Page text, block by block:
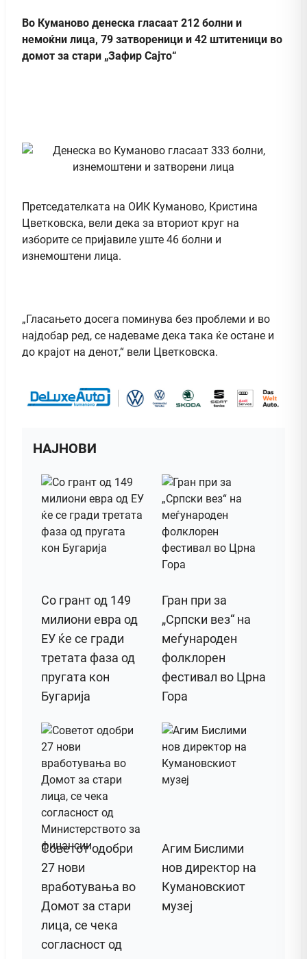
Во Куманово денеска гласаат 212 болни и
немоќни лица, 79 затвореници и 42 штитеници во
домот за стари „Зафир Сајто“
Претседателката на ОИК Куманово, Кристина
Цветковска, вели дека за вториот круг на
изборите се пријавиле уште 46 болни и
изнемоштени лица.
„Гласањето досега поминува без проблеми и во
најдобар ред, се надеваме дека така ќе остане и
до крајот на денот,“ вели Цветковска.
НАЈНОВИ
Со грант од 149
милиони евра од
ЕУ ќе се гради
третата фаза од
пругата кон
Бугарија
Гран при за
„Српски вез“ на
меѓународен
фолклорен
фестивал во Црна
Гора
Советот одобри
27 нови
вработувања во
Домот за стари
лица, се чека
согласност од
Агим Бислими
нов директор на
Кумановскиот
музеј